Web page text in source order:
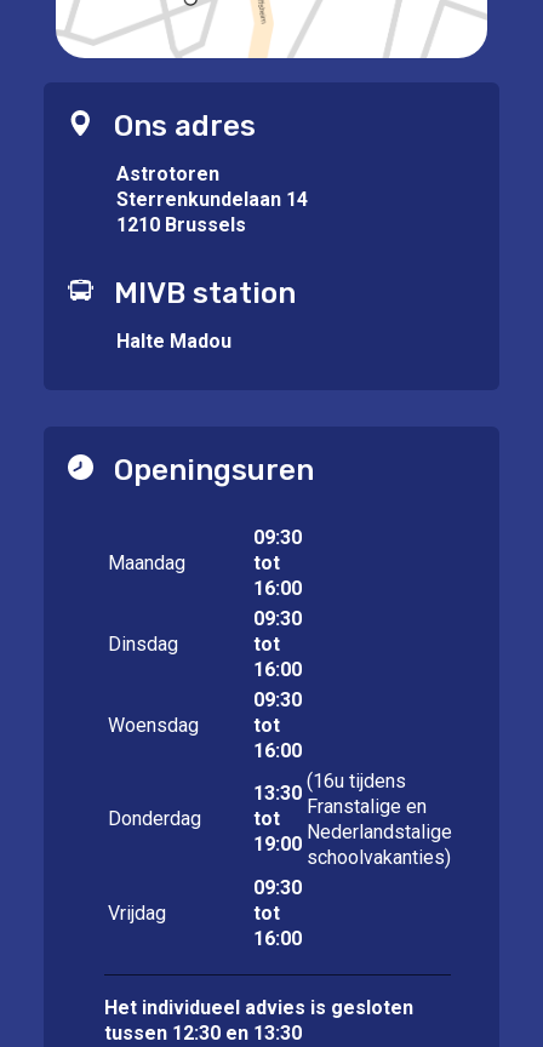
Ons adres
Astrotoren
Sterrenkundelaan 14
1210 Brussels
MIVB station
Halte Madou
Openingsuren
Maandag
09:30
tot
16:00
Dinsdag
09:30
tot
16:00
Woensdag
09:30
tot
16:00
Donderdag
13:30
tot
19:00
(16u tijdens
Franstalige en
Nederlandstalige
schoolvakanties)
Vrijdag
09:30
tot
16:00
Het individueel advies is gesloten
tussen 12:30 en 13:30